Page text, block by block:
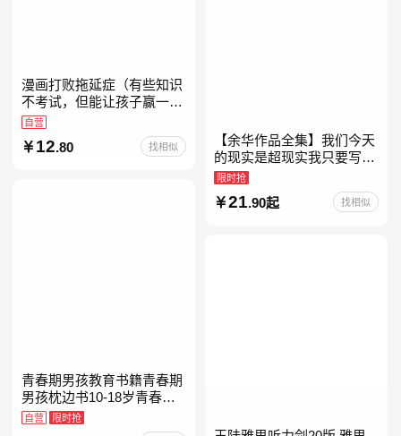
漫画打败拖延症（有些知识
不考试，但能让孩子赢一辈
子。减少压力、增强自信、
把握机遇、培养自律，结合
“小行动”触发大脑行动开
自营
12.80 找相似
【余华作品全集】我们今天
的现实是超现实我只要写作
就是回家卢克明的偷偷一笑
余华新书活着世界上的迷路
者余华写作课文学课山谷微
限时抢
21 .90起 找相似
青春期男孩教育书籍青春期
男孩枕边书10-18岁青春期
男孩成长手册男生叛逆期非
暴力家庭教育父母心理学性
自营 限时抢